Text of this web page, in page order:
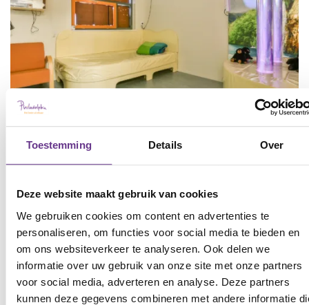
Toestemming Details Over
Deze website maakt gebruik van cookies
We gebruiken cookies om content en advertenties te
personaliseren, om functies voor social media te bieden en
om ons websiteverkeer te analyseren. Ook delen we
informatie over uw gebruik van onze site met onze partners
voor social media, adverteren en analyse. Deze partners
kunnen deze gegevens combineren met andere informatie
94,1%
van de cliënten geeft aan dat
Philadelphia Top! of Goed helpt
om hen het beste uit zichzelf te